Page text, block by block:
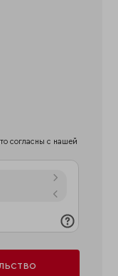
согласны с нашей